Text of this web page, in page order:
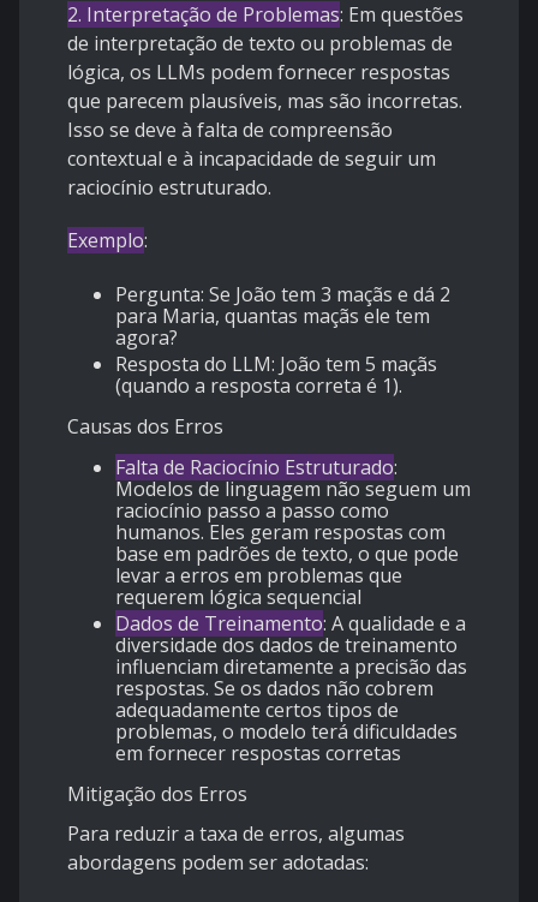
2. Interpretação de Problemas: Em questões
de interpretação de texto ou problemas de
lógica, os LLMs podem fornecer respostas
que parecem plausíveis, mas são incorretas.
Isso se deve à falta de compreensão
contextual e à incapacidade de seguir um
raciocínio estruturado.
Exemplo:
Pergunta: Se João tem 3 maçãs e dá 2
para Maria, quantas maçãs ele tem
agora?
Resposta do LLM: João tem 5 maçãs
(quando a resposta correta é 1).
Causas dos Erros
Falta de Raciocínio Estruturado:
Modelos de linguagem não seguem um
raciocínio passo a passo como
humanos. Eles geram respostas com
base em padrões de texto, o que pode
levar a erros em problemas que
requerem lógica sequencial
Dados de Treinamento: A qualidade e a
diversidade dos dados de treinamento
influenciam diretamente a precisão das
respostas. Se os dados não cobrem
adequadamente certos tipos de
problemas, o modelo terá dificuldades
em fornecer respostas corretas
Mitigação dos Erros
Para reduzir a taxa de erros, algumas
abordagens podem ser adotadas: